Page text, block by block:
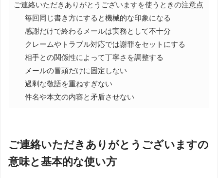
ご連絡いただきありがとうございますを使うときの注意点
毎回同じ書き方にすると機械的な印象になる
感謝だけで終わるメールは実務として不十分
クレームやトラブル対応では謝罪をセットにする
相手との関係性によって丁寧さを調整する
メールの冒頭だけに固定しない
過剰な敬語を重ねすぎない
件名や本文の内容と矛盾させない
ご連絡いただきありがとうございますの
意味と基本的な使い方